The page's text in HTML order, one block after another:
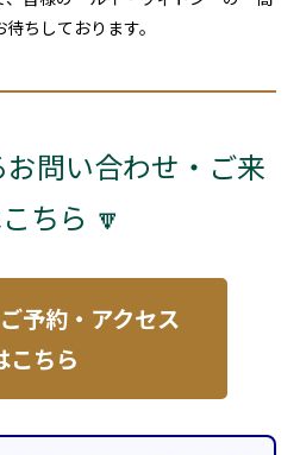
ちしております。
問い合わせ・ご来
ちら 🔽
予約・アクセス
こちら